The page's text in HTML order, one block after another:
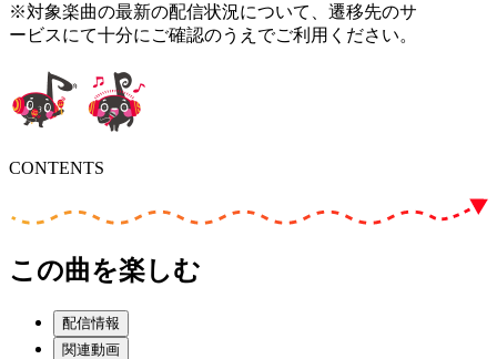
※対象楽曲の最新の配信状況について、遷移先のサ
ービスにて十分にご確認のうえでご利用ください。
CONTENTS
この曲を楽しむ
配信情報
関連動画